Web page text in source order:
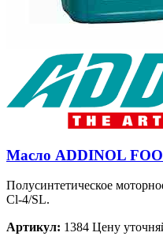
Масло ADDINOL
Полусинтетическое
Cl-4/SL.
Артикул: 1384 Цену